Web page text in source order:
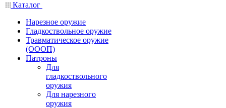
Каталог
Нарезное оружие
Гладкоствольное оружие
Травматическое оружие
(ОООП)
Патроны
Для
гладкоствольного
оружия
Для нарезного
оружия